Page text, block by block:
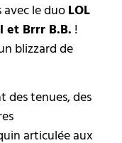
avec le duo LOL
et Brrr B.B. !
blizzard de
des tenues, des
articulée aux